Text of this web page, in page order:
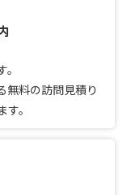
無料の訪問見積り
。